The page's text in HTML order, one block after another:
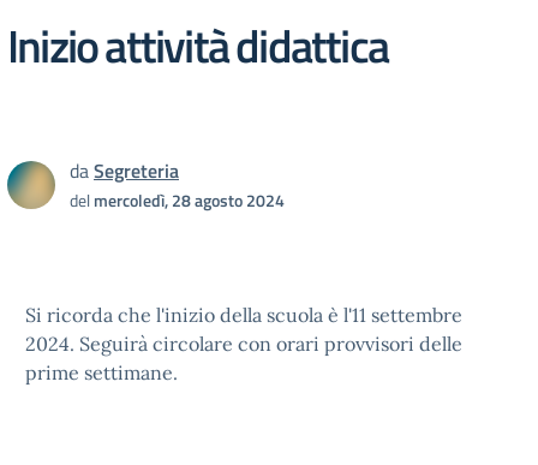
Inizio attività didattica
daSegreteria
delmercoledì, 28 agosto 2024
Si ricorda che l'inizio della scuola è l'11 settembre
2024. Seguirà circolare con orari provvisori delle
prime settimane.